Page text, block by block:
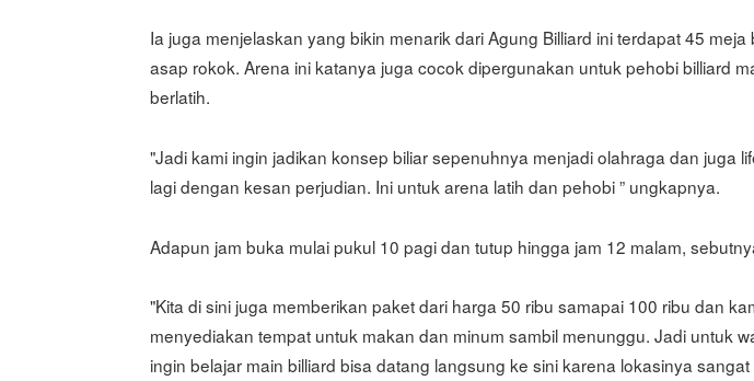
Ia juga menjelaskan yang bikin menarik dari Agung Billiard ini terdapat 45 meja
asap rokok. Arena ini katanya juga cocok dipergunakan untuk pehobi billiard
berlatih.
"Jadi kami ingin jadikan konsep biliar sepenuhnya menjadi olahraga dan juga
lagi dengan kesan perjudian. Ini untuk arena latih dan pehobi ” ungkapnya.
Adapun jam buka mulai pukul 10 pagi dan tutup hingga jam 12 malam,
"Kita di sini juga memberikan paket dari harga 50 ribu samapai 100 ribu dan
menyediakan tempat untuk makan dan minum sambil menunggu. Jadi untuk
ingin belajar main billiard bisa datang langsung ke sini karena lokasinya